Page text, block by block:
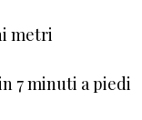
metri
7 minuti a piedi